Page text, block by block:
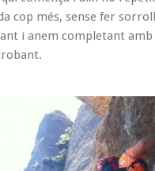
cop més, sense fer
i anem completant amb